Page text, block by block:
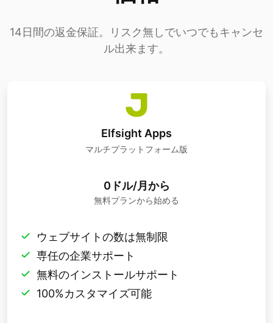
14日間の返金保証。リスク無しでいつでもキャンセ
ル出来ます。
Elfsight Apps
マルチプラットフォーム版
0ドル/月から
無料プランから始める
ウェブサイトの数は無制限
専任の企業サポート
無料のインストールサポート
100%カスタマイズ可能